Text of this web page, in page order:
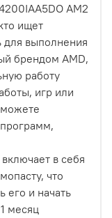
AM2
ищет
для выполнения
брендом AMD,
работу
игр или
в себя
что
его и начать
месяц